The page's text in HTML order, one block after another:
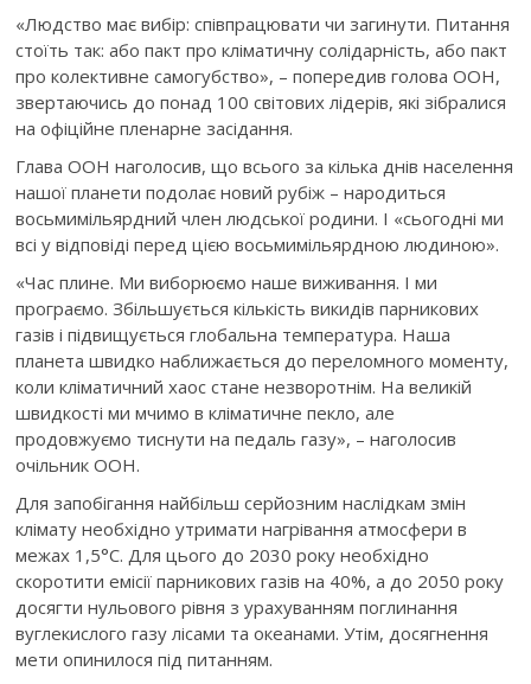
«Людство має вибір: співпрацювати чи загинути. Питання
стоїть так: або пакт про кліматичну солідарність, або пакт
про колективне самогубство», – попередив голова ООН,
звертаючись до понад 100 світових лідерів, які зібралися
на офіційне пленарне засідання.
Глава ООН наголосив, що всього за кілька днів населення
нашої планети подолає новий рубіж – народиться
восьмимільярдний член людської родини. І «сьогодні ми
всі у відповіді перед цією восьмимільярдною людиною».
«Час плине. Ми виборюємо наше виживання. І ми
програємо. Збільшується кількість викидів парникових
газів і підвищується глобальна температура. Наша
планета швидко наближається до переломного моменту,
коли кліматичний хаос стане незворотнім. На великій
швидкості ми мчимо в кліматичне пекло, але
продовжуємо тиснути на педаль газу», – наголосив
очільник ООН.
Для запобігання найбільш серйозним наслідкам змін
клімату необхідно утримати нагрівання атмосфери в
межах 1,5°C. Для цього до 2030 року необхідно
скоротити емісії парникових газів на 40%, а до 2050 року
досягти нульового рівня з урахуванням поглинання
вуглекислого газу лісами та океанами. Утім, досягнення
мети опинилося під питанням.